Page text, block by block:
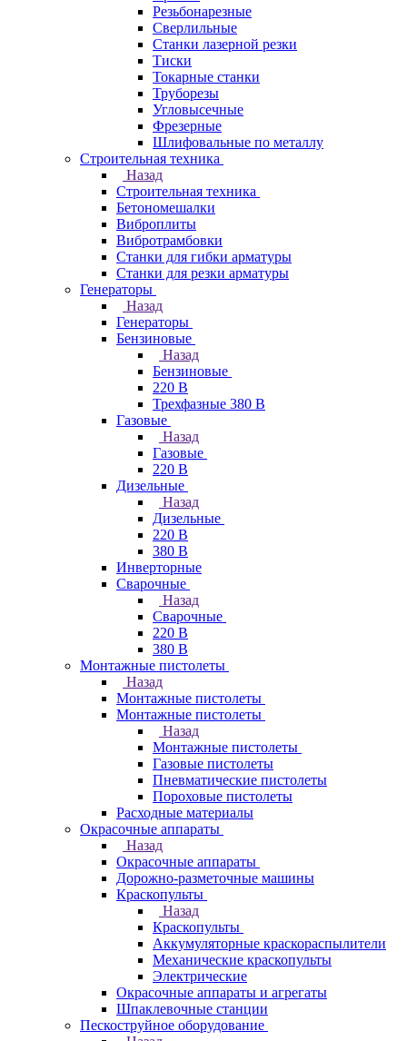
Резьбонарезные
Сверлильные
Станки лазерной резки
Тиски
Токарные станки
Труборезы
Угловысечные
Фрезерные
Шлифовальные по металлу
Строительная техника
Назад
Строительная техника
Бетономешалки
Виброплиты
Вибротрамбовки
Станки для гибки арматуры
Станки для резки арматуры
Генераторы
Назад
Генераторы
Бензиновые
Назад
Бензиновые
220 В
Трехфазные 380 В
Газовые
Назад
Газовые
220 В
Дизельные
Назад
Дизельные
220 В
380 В
Инверторные
Сварочные
Назад
Сварочные
220 В
380 В
Монтажные пистолеты
Назад
Монтажные пистолеты
Монтажные пистолеты
Назад
Монтажные пистолеты
Газовые пистолеты
Пневматические пистолеты
Пороховые пистолеты
Расходные материалы
Окрасочные аппараты
Назад
Окрасочные аппараты
Дорожно-разметочные машины
Краскопульты
Назад
Краскопульты
Аккумуляторные краскораспылители
Механические краскопульты
Электрические
Окрасочные аппараты и агрегаты
Шпаклевочные станции
Пескоструйное оборудование